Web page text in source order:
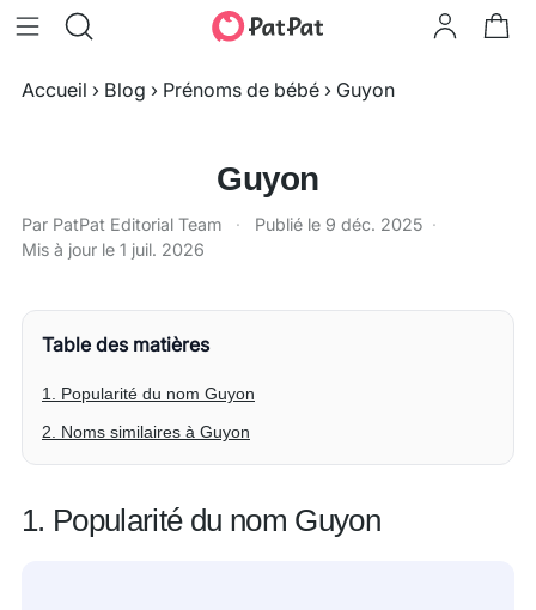
Accueil › Blog › Prénoms de bébé › Guyon
Guyon
Par PatPat Editorial Team · Publié le 9 déc. 2025 ·
Mis à jour le 1 juil. 2026
Table des matières
1. Popularité du nom Guyon
2. Noms similaires à Guyon
1. Popularité du nom Guyon